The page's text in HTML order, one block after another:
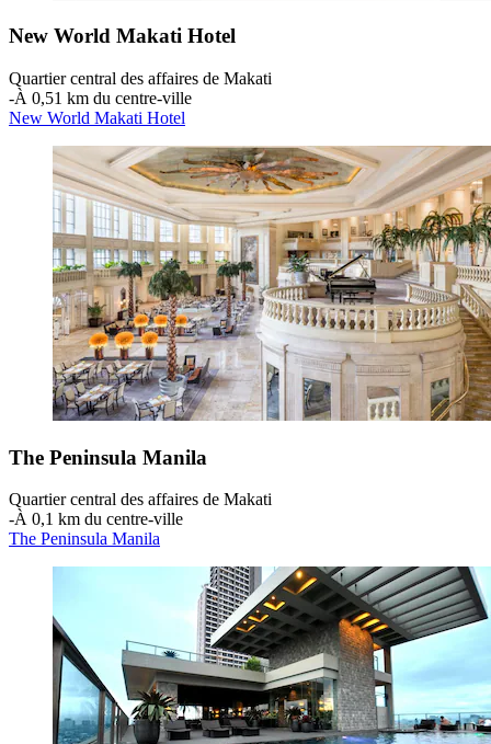
New World Makati Hotel
Quartier central des affaires de Makati
‐À 0,51 km du centre-ville
New World Makati Hotel
The Peninsula Manila
Quartier central des affaires de Makati
‐À 0,1 km du centre-ville
The Peninsula Manila